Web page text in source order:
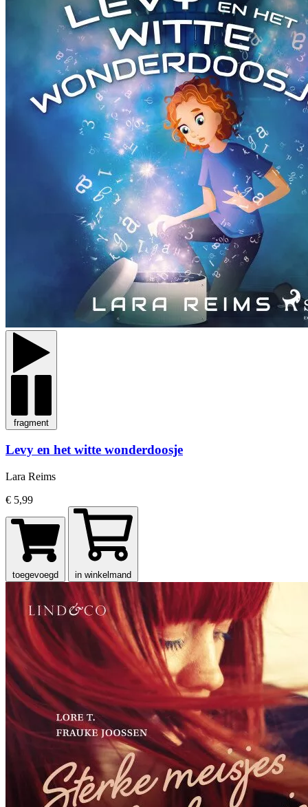
fragment
Levy en het witte wonderdoosje
Lara Reims
€ 5,99
toegevoegd in winkelmand